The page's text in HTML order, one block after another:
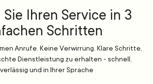
Sie Ihren Service in 3
Schritten
Anrufe. Keine Verwirrung. Klare Schritte,
Dienstleistung zu erhalten - schnell,
und in Ihrer Sprache